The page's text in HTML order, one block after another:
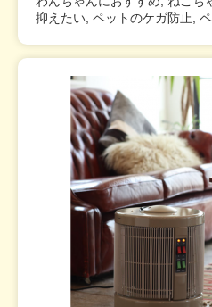
抑えたい, ペットのケガ防止,